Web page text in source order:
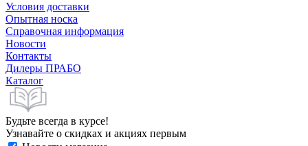
Условия доставки
Опытная носка
Справочная информация
Новости
Контакты
Дилеры ПРАБО
Каталог
Будьте всегда в курсе!
Узнавайте о скидках и акциях первым